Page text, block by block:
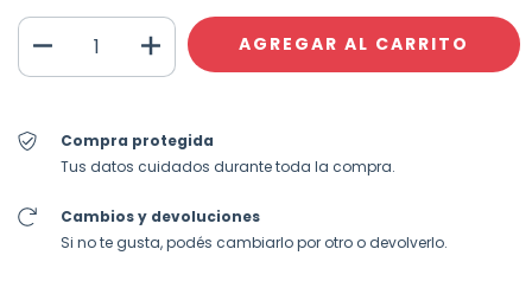
Compra protegida
Tus datos cuidados durante toda la compra.
Cambios y devoluciones
Si no te gusta, podés cambiarlo por otro o devolverlo.